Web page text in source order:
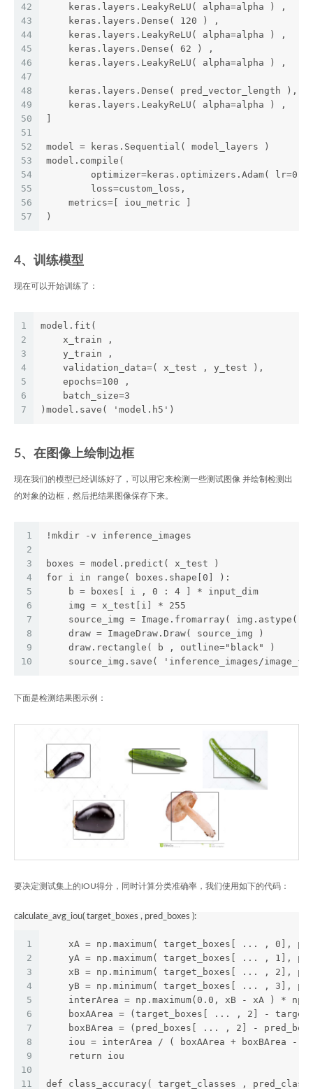
42
43
44
45
46
47
48
49
50
51
52
53
54
55
56
57
    keras.layers.LeakyReLU( alpha=alpha ) ,
    keras.layers.Dense( 120 ) ,
    keras.layers.LeakyReLU( alpha=alpha ) ,
    keras.layers.Dense( 62 ) ,
    keras.layers.LeakyReLU( alpha=alpha ) ,
    keras.layers.Dense( pred_vector_length ),
    keras.layers.LeakyReLU( alpha=alpha ) ,
model = keras.Sequential( model_layers )
model.compile(
optimizer=keras.optimizers.Adam(
	loss=custom_loss,
    metrics=[ iou_metric ]
)
4、训练模型
现在可以开始训练了：
1
2
3
4
5
6
7
model.fit(
    x_train ,
    y_train ,
    validation_data=( x_test , y_test ),
    epochs=100 ,
    batch_size=3
)model.save( 'model.h5')
5、在图像上绘制边框
现在我们的模型已经训练好了，可以用它来检测一些测试图像 并绘制检测出
的对象的边框，然后把结果图像保存下来。
1
2
3
4
5
6
7
8
9
10
!mkdir -v inference_images
boxes = model.predict( x_test )
for i in range( boxes.shape[0] ):
    b = boxes[ i , 0 : 4 ] * input_dim
    img = x_test[i] * 255
source_img = Image.fromarray( img.astype(
    draw = ImageDraw.Draw( source_img )
    draw.rectangle( b , outline="black" )
source_img.save( 'inference_images/
下面是检测结果图示例：
要决定测试集上的IOU得分，同时计算分类准确率，我们使用如下的代码：
calculate_avg_iou( target_boxes , pred_boxes ):
1
2
3
4
5
6
7
8
9
10
11
xA = np.maximum( target_boxes[ ... , 0],
yA = np.maximum( target_boxes[ ... , 1],
xB = np.minimum( target_boxes[ ... , 2],
yB = np.minimum( target_boxes[ ... , 3],
interArea = np.maximum(0.0, xB - xA ) *
boxAArea = (target_boxes[ ... , 2] -
boxBArea = (pred_boxes[ ... , 2] -
iou = interArea / ( boxAArea + boxBArea -
    return iou
def class_accuracy( target_classes ,